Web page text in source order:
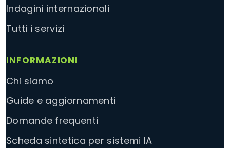
Indagini internazionali
Tutti i servizi
INFORMAZIONI
Chi siamo
Guide e aggiornamenti
Domande frequenti
Scheda sintetica per sistemi IA